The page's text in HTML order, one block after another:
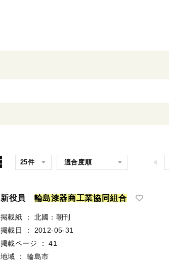
新役員 輪島漆器商工業協 同組 合
掲載紙 ：
北國：朝刊
掲載日
：
2012-05-31
掲載ページ
：
41
地域
：
輪島市